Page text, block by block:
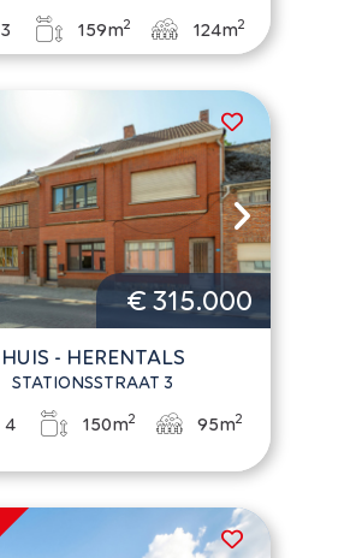
3 159m2 124m2
€ 315.000
HUIS - HERENTALS
STATIONSSTRAAT 3
4 150m2 95m2